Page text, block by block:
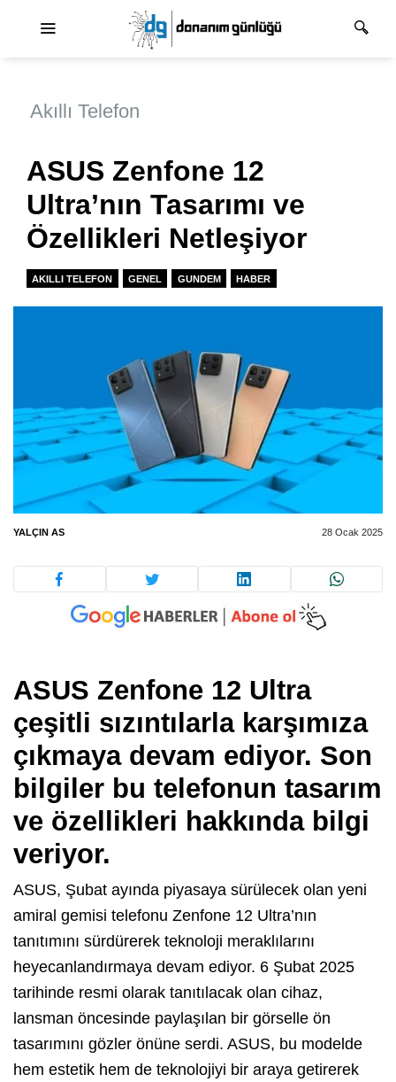
Akıllı Telefon
ASUS Zenfone 12
Ultra’nın Tasarımı ve
Özellikleri Netleşiyor
AKILLI TELEFON GENEL GUNDEM HABER
YALÇIN AS 28 Ocak 2025
ASUS Zenfone 12 Ultra
çeşitli sızıntılarla karşımıza
çıkmaya devam ediyor. Son
bilgiler bu telefonun tasarım
ve özellikleri hakkında bilgi
veriyor.
ASUS, Şubat ayında piyasaya sürülecek olan yeni
amiral gemisi telefonu Zenfone 12 Ultra’nın
tanıtımını sürdürerek teknoloji meraklılarını
heyecanlandırmaya devam ediyor. 6 Şubat 2025
tarihinde resmi olarak tanıtılacak olan cihaz,
lansman öncesinde paylaşılan bir görselle ön
tasarımını gözler önüne serdi. ASUS, bu modelde
hem estetik hem de teknolojiyi bir araya getirerek